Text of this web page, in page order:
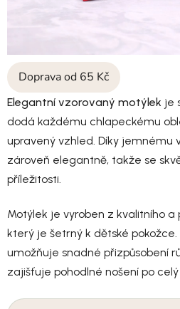
Doprava od 65 Kč
Elegantní vzorovaný motýlek je
dodá každému chlapeckému
upravený vzhled. Díky jemnému
zároveň elegantně, takže se
příležitosti.
Motýlek je vyroben z kvalitního
který je šetrný k dětské
umožňuje snadné přizpůsobení
zajišťuje pohodlné nošení po